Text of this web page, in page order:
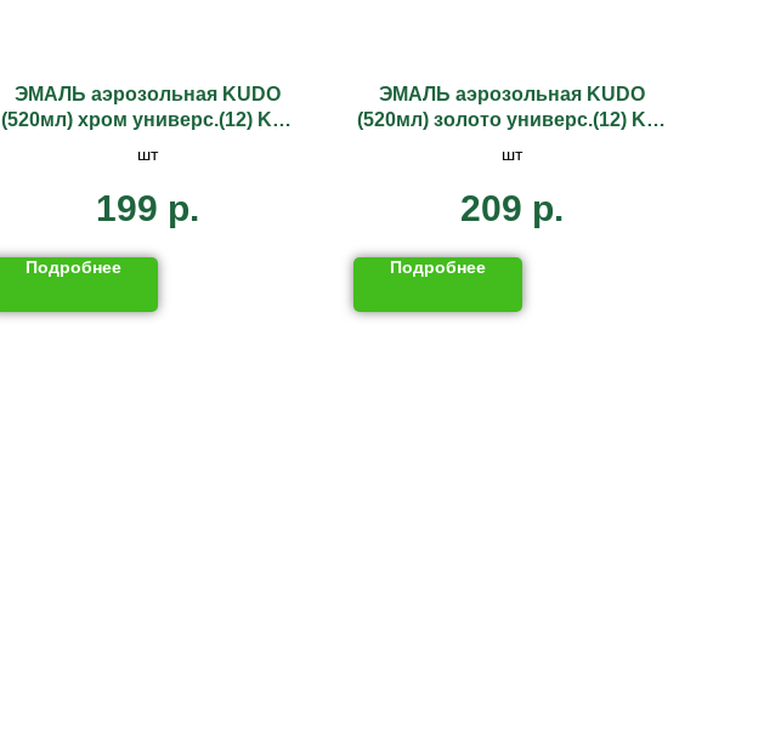
ЭМАЛЬ аэрозольная KUDO
(520мл) хром универс.(12) KU-
шт
199 р.
Подробнее
ЭМАЛЬ аэрозольная KUDO
(520мл) золото универс.(12) KU-
шт
209 р.
Подробнее